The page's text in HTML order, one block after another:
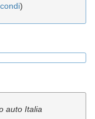
)
auto Italia